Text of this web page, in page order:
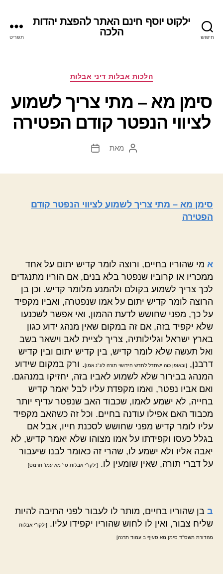
חיפוש
ילקוט יוסף חינם האתר להפצת יהדות
הלכה
תפריט
קטגוריות
הלכות אבלות דיני אבלות
סימן מא – מתי צריך לשמוע
לציווי הנפטר קודם הפטירה
המחבר
מאת
תאריך
סימן מא – מתי צריך לשמוע לציווי הנפטר קודם
הפטירה
א מי שהוריו בחיים, ורוצה לומר קדיש יתום על אחד
ממכריו או קרוביו שנפטר בלא בנים, אם הוריו מתנגדים
לכך צריך לשמוע בקולם ולהמנע מלומר קדיש. וכן בן
הרוצה לומר קדיש יתום על אמו שנפטרה, ואביו מקפיד
על כך, מפני שחושש לדעת ההמון, ואי אפשר לשכנעו
שלא יקפיד בזה, אם זה במקום שאין מנהג ידוע כגון
בארץ ישראל וגלילותיה, צריך לציית לאב וישאר בשב
ואל תעשה שלא לומר קדיש, בין קדיש יתום ובין קדיש
דרבנן,
[ובאופן כזה ישתדל לחדש חידושי תורה לע"נ אמו]. ורק במקום שידוע
המנהג בבירור שלא לשמוע לאביו בזה, יחזיקו במנהגם.
ואם אביו נפטר, ואמו מקפדת עליו לבל יאמר קדיש
בחייה, לא ישמע לאמו, שכבוד האב שנפטר עדיף יותר
מכבוד האם אפילו עודנה בחיים. וכל זה כשהאב מקפיד
עליו לומר קדיש מפני שחושש לסכנת חייו, אבל אם
בגלל כעסו וקפידתו על אמו מצוהו שלא יאמר קדיש, לא
יאבה אליו ולא ישמע לו, שהרי זה כאומר לבנו שיעבור
על דברי תורה, שאין שומעין לו.
[ילקו"י אבלות סי' מא עמו' תרמט]
ב בן שהוריו בחיים, מותר לו לעבור לפני התיבה להיות
שליח צבור, ואין לו לחוש שהוריו יקפידו עליו.
[ילקו"י אבלות
מהדורת תשס"ד סימן מא סעיף ב עמוד תרנה]